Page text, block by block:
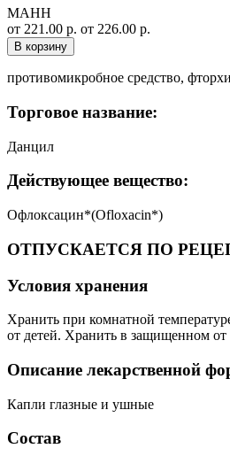
МАНН
от 221.00 р. от 226.00 р.
В корзину
противомикробное средство,
Торговое название:
Данцил
Действующее вещество:
Офлоксацин*(Ofloxacin*)
ОТПУСКАЕТСЯ ПО
Условия хранения
Хранить при комнатной
от детей. Хранить в защищенном от
Описание лекарственной
Капли глазные и ушные
Состав